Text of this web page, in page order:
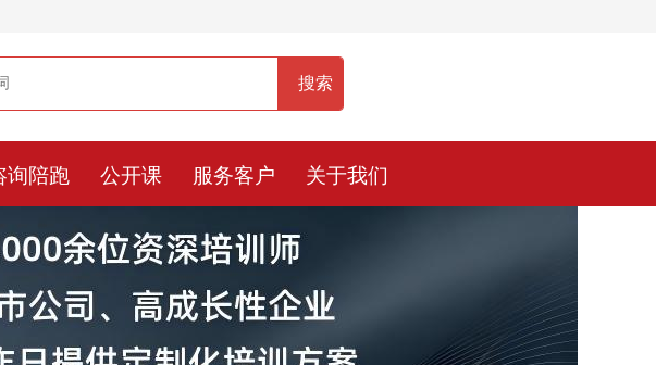
服务热线：400-0900-836
询陪跑 公开课 服务客户 关于我们